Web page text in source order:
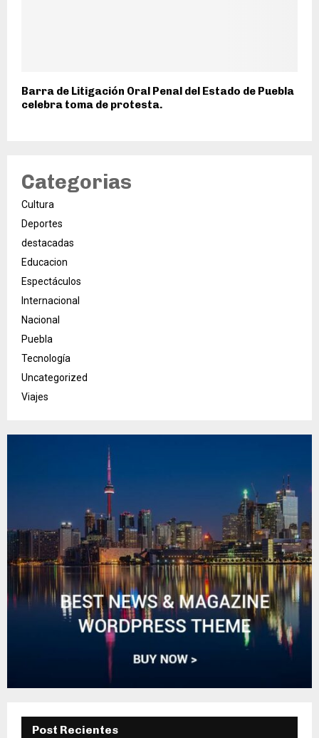
Barra de Litigación Oral Penal del Estado de Puebla
celebra toma de protesta.
Categorias
Cultura
Deportes
destacadas
Educacion
Espectáculos
Internacional
Nacional
Puebla
Tecnología
Uncategorized
Viajes
Post Recientes